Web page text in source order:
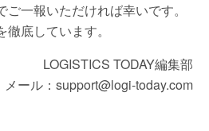
一報いただければ幸いです。
底しています。
LOGISTICS TODAY編集部
メール：support@logi-today.com